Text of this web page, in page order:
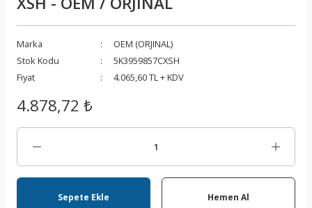
Marka
OEM (ORJINAL)
Stok Kodu
5K3959857CXSH
Fiyat
4.065,60 TL + KDV
4.878,72 ₺
Sepete Ekle Hemen Al